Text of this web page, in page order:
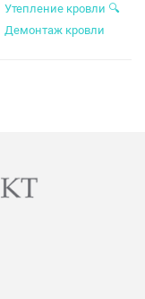
Утепление кровли 🔍
Демонтаж кровли